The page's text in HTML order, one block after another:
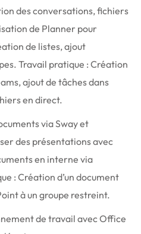
des conversations, fichiers
de Planner pour
de listes, ajout
Travail pratique : Création
ajout de tâches dans
en direct.
via Sway et
des présentations avec
en interne via
: Création d’un document
à un groupe restreint.
de travail avec Office